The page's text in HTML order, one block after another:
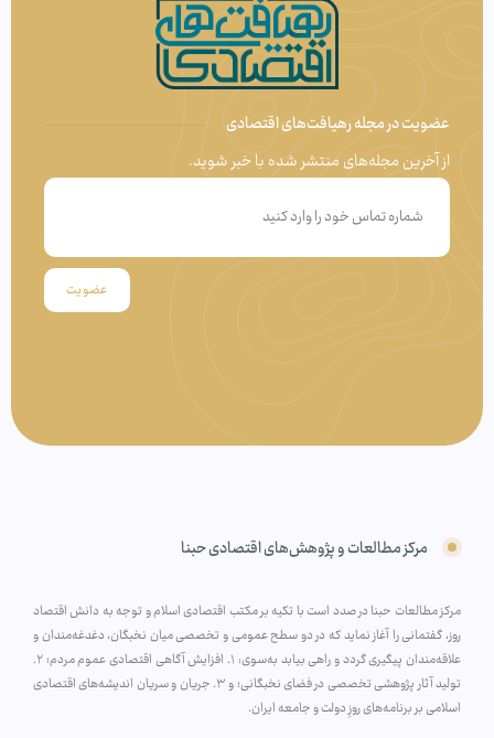
عضویت در مجله رهیافت‌های اقتصادی
از آخرین مجله‌های منتشر شده با خبر شوید.
عضویت
مرکز مطالعات و پژوهش‌های اقتصادی حبنا
مرکز مطالعات حبنا در صدد است با تکیه بر مکتب اقتصادی اسلام و توجه به دانش اقتصاد
روز، گفتمانی را آغاز نماید که در دو سطح عمومی و تخصصی میان نخبگان، دغدغه‌مندان و
علاقه‌مندان پیگیری گردد و راهی بیابد به‌سوی: ۱. افزایش آگاهی اقتصادی عموم مردم؛ ۲.
تولید آثار پژوهشی تخصصی در فضای نخبگانی؛ و ۳. جریان و سریان اندیشه‌های اقتصادی
اسلامی بر برنامه‌های روزِ دولت و جامعه ایران.